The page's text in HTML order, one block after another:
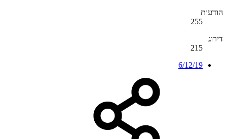
הודעות
255
דירוג
215
6/12/19